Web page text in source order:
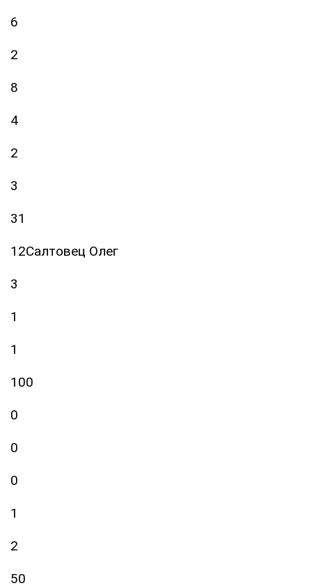
6
2
8
4
2
3
31
12Салтовец Олег
3
1
1
100
0
0
0
1
2
50